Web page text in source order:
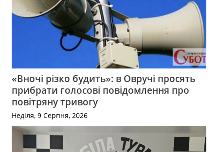
«Вночі різко будить»: в Овручі просять
прибрати голосові повідомлення про
повітряну тривогу
Неділя, 9 Серпня, 2026